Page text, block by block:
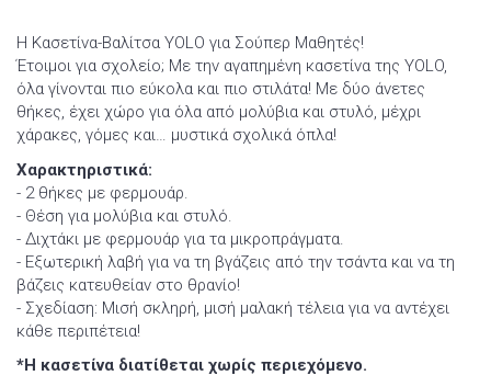
Η Κασετίνα-Βαλίτσα YOLO για Σούπερ Μαθητές!
Έτοιμοι για σχολείο; Με την αγαπημένη κασετίνα της YOLO,
όλα γίνονται πιο εύκολα και πιο στιλάτα! Με δύο άνετες
θήκες, έχει χώρο για όλα από μολύβια και στυλό, μέχρι
χάρακες, γόμες και… μυστικά σχολικά όπλα!
Χαρακτηριστικά:
- 2 θήκες με φερμουάρ.
- Θέση για μολύβια και στυλό.
- Διχτάκι με φερμουάρ για τα μικροπράγματα.
- Εξωτερική λαβή για να τη βγάζεις από την τσάντα και να τη
βάζεις κατευθείαν στο θρανίο!
- Σχεδίαση: Μισή σκληρή, μισή μαλακή τέλεια για να αντέχει
κάθε περιπέτεια!
*Η κασετίνα διατίθεται χωρίς περιεχόμενο.